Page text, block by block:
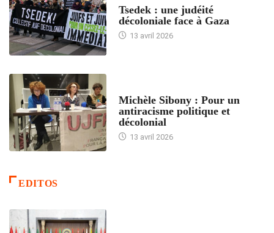
Tsedek : une judéité
décoloniale face à Gaza
13 avril 2026
Michèle Sibony : Pour un
antiracisme politique et
décolonial
13 avril 2026
EDITOS